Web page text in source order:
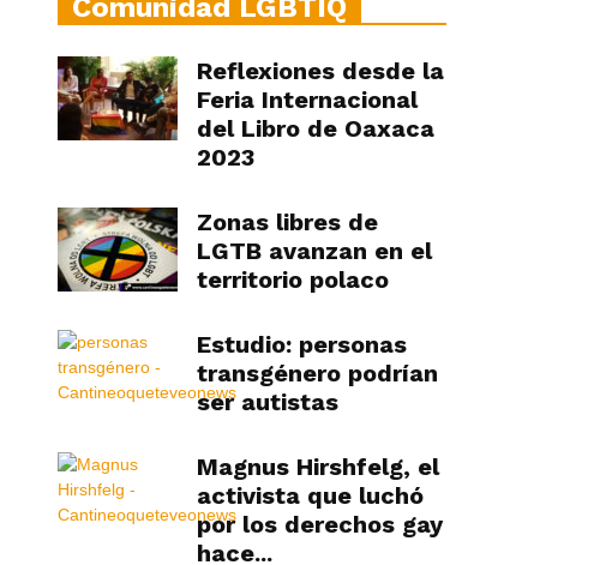
Comunidad LGBTIQ
Reflexiones desde la
Feria Internacional
del Libro de Oaxaca
2023
Zonas libres de
LGTB avanzan en el
territorio polaco
Estudio: personas
transgénero podrían
ser autistas
Magnus Hirshfelg, el
activista que luchó
por los derechos gay
hace...